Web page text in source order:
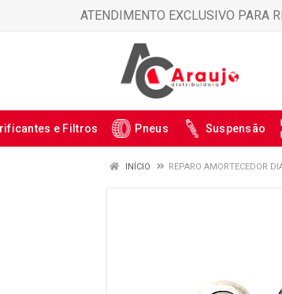
ATENDIMENTO EXCLUSIVO PARA
e Filtros Pneus Suspensão
INÍCIO REPARO AMORTECEDOR